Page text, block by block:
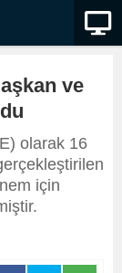
ve
olarak 16
için